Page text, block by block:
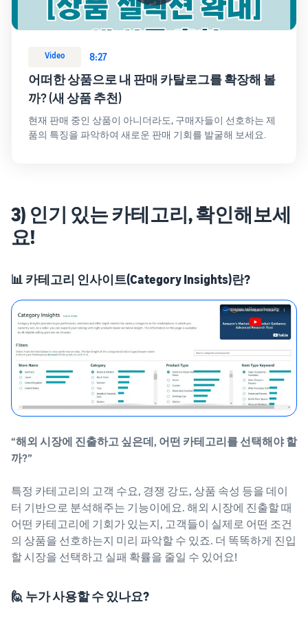
Video 8:27
어떠한 상품으로 내 판매 카탈로그를 확장해 볼
까? (새 상품 추천)
현재 판매 중인 상품이 아니더라도, 구매자들이 선호하는 제
품의 특징을 파악하여 새로운 판매 기회를 발굴해 보세요.
3) 인기 있는 카테고리, 확인해보세
요!
📊 카테고리 인사이트(Category Insights)란?
“해외 시장에 진출하고 싶은데, 어떤 카테고리를 선택해야 할
까?”
특정 카테고리의 고객 수요, 경쟁 강도, 상품 속성 등을 데이
터 기반으로 분석해주는 기능이에요. 해외 시장에 진출할 때
어떤 카테고리에 기회가 있는지, 고객들이 실제로 어떤 조건
의 상품을 선호하는지 미리 파악할 수 있죠. 더 똑똑하게 진입
할 시장을 선택하고 실패 확률을 줄일 수 있어요!
🙋 누가 사용할 수 있나요?